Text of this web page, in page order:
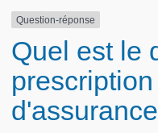
Question-réponse
Quel est le